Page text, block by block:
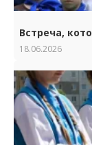
Встреча,
18.06.2026